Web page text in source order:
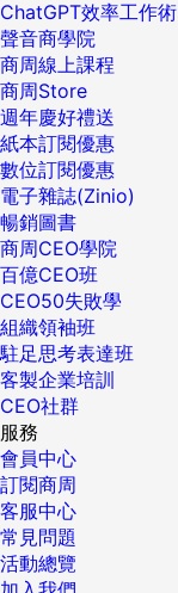
ChatGPT效率工作術
聲音商學院
商周線上課程
商周Store
週年慶好禮送
紙本訂閱優惠
數位訂閱優惠
電子雜誌(Zinio)
暢銷圖書
商周CEO學院
百億CEO班
CEO50失敗學
組織領袖班
駐足思考表達班
客製企業培訓
CEO社群
服務
會員中心
訂閱商周
客服中心
常見問題
活動總覽